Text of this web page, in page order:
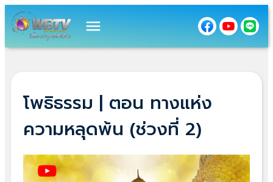
menu
โพธิธรรม | ตอน ทางแห่ง
ความหลุดพ้น (ช่วงที่ 2)